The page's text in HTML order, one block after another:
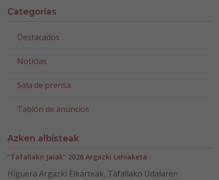
Categorías
Destacados
Noticias
Sala de prensa
Tablón de anuncios
Azken albisteak
“Tafallako Jaiak” 2026 Argazki Lehiaketa
Higuera Argazki Elkarteak, Tafallako Udalaren